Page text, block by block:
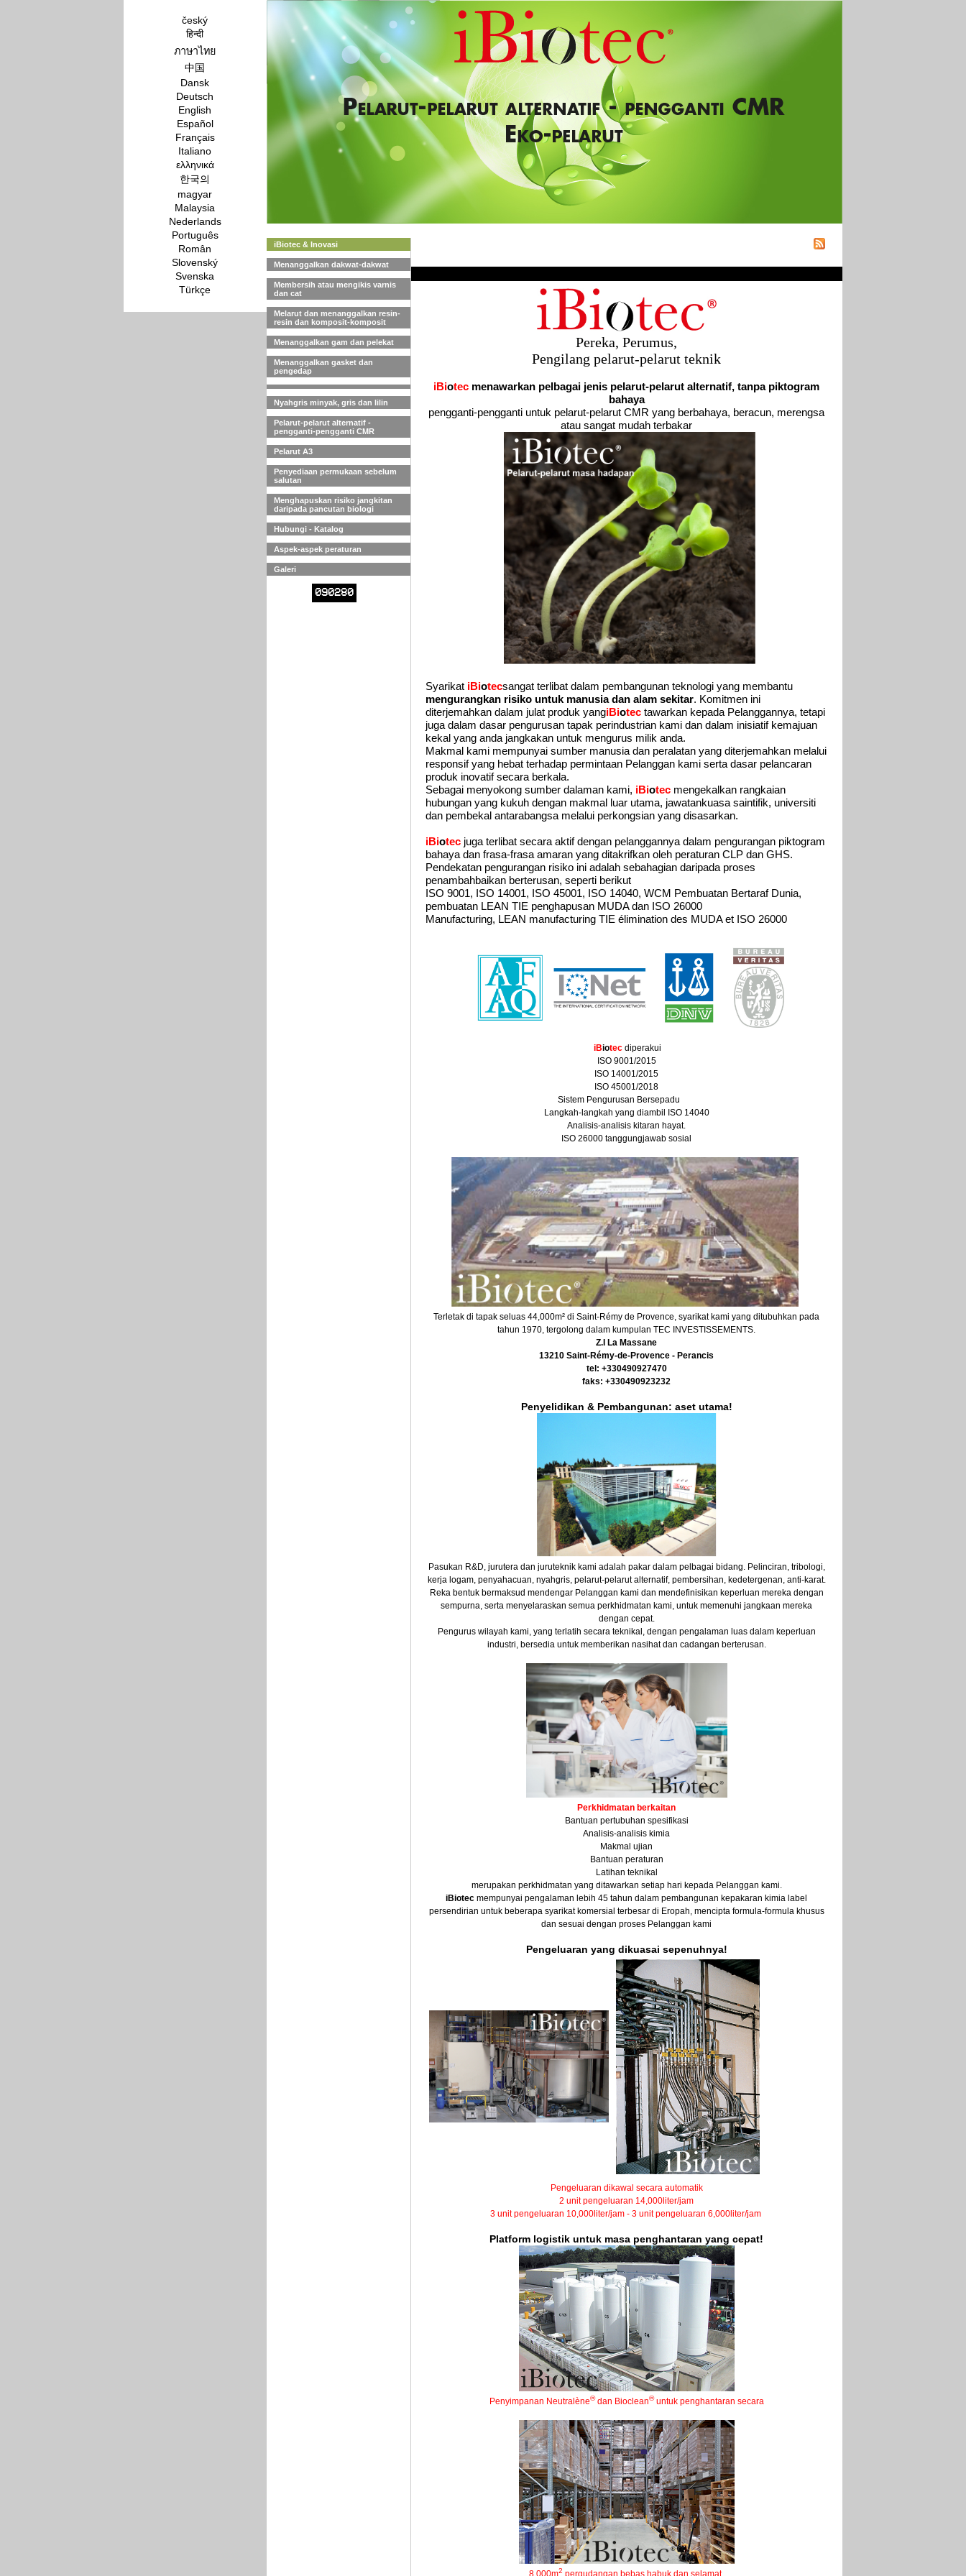
český
हिन्दी
ภาษาไทย
中国
Dansk
Deutsch
English
Español
Français
Italiano
ελληνικά
한국의
magyar
Malaysia
Nederlands
Português
Român
Slovenský
Svenska
Türkçe
iBiotec & Inovasi
Menanggalkan dakwat-dakwat
Membersih atau mengikis varnis
dan cat
Melarut dan menanggalkan resin-
resin dan komposit-komposit
Menanggalkan gam dan pelekat
Menanggalkan gasket dan
pengedap
Nyahgris minyak, gris dan lilin
Pelarut-pelarut alternatif -
pengganti-pengganti CMR
Pelarut A3
Penyediaan permukaan sebelum
salutan
Menghapuskan risiko jangkitan
daripada pancutan biologi
Hubungi - Katalog
Aspek-aspek peraturan
Galeri
090280
Pereka, Perumus,
Pengilang pelarut-pelarut teknik
iBiotec menawarkan pelbagai jenis pelarut-pelarut alternatif, tanpa piktogram
bahaya
pengganti-pengganti untuk pelarut-pelarut CMR yang berbahaya, beracun, merengsa
atau sangat mudah terbakar
Syarikat iBiotecsangat terlibat dalam pembangunan teknologi yang membantu
mengurangkan risiko untuk manusia dan alam sekitar. Komitmen ini
diterjemahkan dalam julat produk yangiBiotectawarkan kepada Pelanggannya, tetapi
juga dalam dasar pengurusan tapak perindustrian kami dan dalam inisiatif kemajuan
kekal yang anda jangkakan untuk mengurus milik anda.
Makmal kami mempunyai sumber manusia dan peralatan yang diterjemahkan melalui
responsif yang hebat terhadap permintaan Pelanggan kami serta dasar pelancaran
produk inovatif secara berkala.
Sebagai menyokong sumber dalaman kami, iBiotecmengekalkan rangkaian
hubungan yang kukuh dengan makmal luar utama, jawatankuasa saintifik, universiti
dan pembekal antarabangsa melalui perkongsian yang disasarkan.
iBiotecjuga terlibat secara aktif dengan pelanggannya dalam pengurangan piktogram
bahaya dan frasa-frasa amaran yang ditakrifkan oleh peraturan CLP dan GHS.
Pendekatan pengurangan risiko ini adalah sebahagian daripada proses
penambahbaikan berterusan, seperti berikut
ISO 9001, ISO 14001, ISO 45001, ISO 14040, WCM Pembuatan Bertaraf Dunia,
pembuatan LEAN TIE penghapusan MUDA dan ISO 26000
Manufacturing, LEAN manufacturing TIE élimination des MUDA et ISO 26000
iBiotec diperakui
ISO 9001/2015
ISO 14001/2015
ISO 45001/2018
Sistem Pengurusan Bersepadu
Langkah-langkah yang diambil ISO 14040
Analisis-analisis kitaran hayat.
ISO 26000 tanggungjawab sosial
Terletak di tapak seluas 44,000m² di Saint-Rémy de Provence, syarikat kami yang ditubuhkan pada
tahun 1970, tergolong dalam kumpulan TEC INVESTISSEMENTS.
Z.I La Massane
13210 Saint-Rémy-de-Provence - Perancis
tel: +330490927470
faks: +330490923232
Penyelidikan & Pembangunan: aset utama!
Pasukan R&D, jurutera dan juruteknik kami adalah pakar dalam pelbagai bidang. Pelinciran, tribologi,
kerja logam, penyahacuan, nyahgris, pelarut-pelarut alternatif, pembersihan, kedetergenan, anti-karat.
Reka bentuk bermaksud mendengar Pelanggan kami dan mendefinisikan keperluan mereka dengan
sempurna, serta menyelaraskan semua perkhidmatan kami, untuk memenuhi jangkaan mereka
dengan cepat.
Pengurus wilayah kami, yang terlatih secara teknikal, dengan pengalaman luas dalam keperluan
industri, bersedia untuk memberikan nasihat dan cadangan berterusan.
Perkhidmatan berkaitan
Bantuan pertubuhan spesifikasi
Analisis-analisis kimia
Makmal ujian
Bantuan peraturan
Latihan teknikal
merupakan perkhidmatan yang ditawarkan setiap hari kepada Pelanggan kami.
iBiotec mempunyai pengalaman lebih 45 tahun dalam pembangunan kepakaran kimia label
persendirian untuk beberapa syarikat komersial terbesar di Eropah, mencipta formula-formula khusus
dan sesuai dengan proses Pelanggan kami
Pengeluaran yang dikuasai sepenuhnya!
Pengeluaran dikawal secara automatik
2 unit pengeluaran 14,000liter/jam
3 unit pengeluaran 10,000liter/jam - 3 unit pengeluaran 6,000liter/jam
Platform logistik untuk masa penghantaran yang cepat!
Penyimpanan Neutralène®dan Bioclean®untuk penghantaran secara
8,000m2 pergudangan bebas habuk dan selamat.